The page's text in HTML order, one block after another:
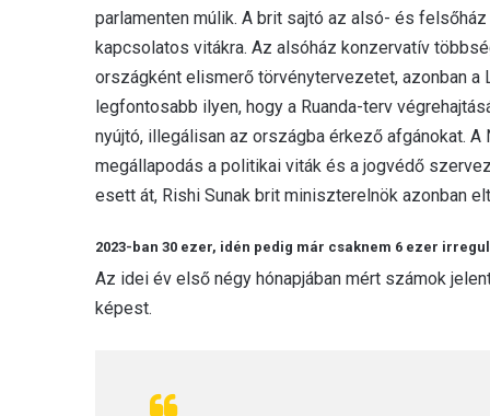
parlamenten múlik. A brit sajtó az alsó- és
kapcsolatos vitákra. Az alsóház konzervatív
országként elismerő törvénytervezetet, azonban
legfontosabb ilyen, hogy a Ruanda-terv
nyújtó, illegálisan az országba érkező afgánokat.
megállapodás a politikai viták és a jogvédő
esett át, Rishi Sunak brit miniszterelnök azonban
2023-ban 30 ezer, idén pedig már csaknem 6 ezer
Az idei év első négy hónapjában mért számok
képest.